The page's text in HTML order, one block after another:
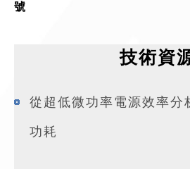
號
技術資
從超低微功率電源效率分
功耗